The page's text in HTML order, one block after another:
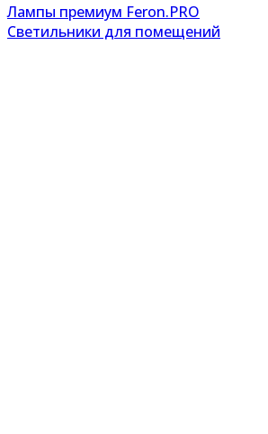
Лампы премиум Feron.PRO
Светильники для помещений